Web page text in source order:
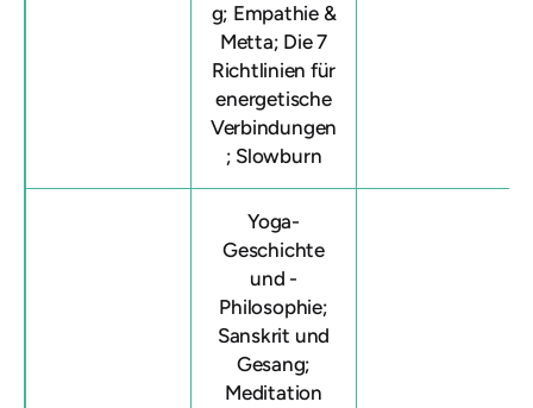
g; Empathie &
Metta; Die 7
Richtlinien für
energetische
Verbindungen
; Slowburn
Yoga-
Geschichte
und -
Philosophie;
Sanskrit und
Gesang;
Meditation